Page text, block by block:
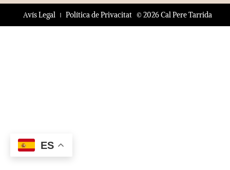
© 2026 Cal Pere Tarrida
Avís Legal Política de Privacitat
ES